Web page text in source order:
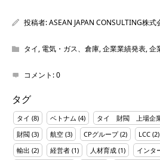
投稿者:ASEAN JAPAN CONSULTING株式
タイ, 電気・ガス、倉庫,企業業績発表,企
コメント:0
タグ
タイ (8) ベトナム (4) タイ 財閥 上場企
財閥 (3) 航空 (3) CPグループ(2) LCC (2)
輸出 (2) 経営者 (1) 人材育成 (1) インタ